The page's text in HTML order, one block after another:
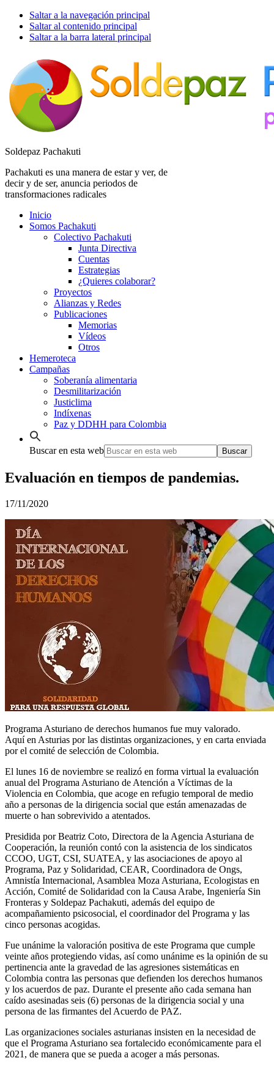
Saltar a la navegación principal
Saltar al contenido principal
Saltar a la barra lateral principal
Soldepaz Pachakuti
Pachakuti es una manera de estar y ver, de
decir y de ser, anuncia periodos de
transformaciones radicales
Inicio
Somos Pachakuti
Colectivo Pachakuti
Junta Directiva
Cuentas
Estrategias
¿Quieres colaborar?
Proyectos
Alianzas y Redes
Publicaciones
Memorias
Vídeos
Otros
Hemeroteca
Campañas
Soberanía alimentaria
Desmilitarización
Justiclima
Indíxenas
Paz y DDHH para Colombia
Buscar en esta web
Evaluación en tiempos de pandemias.
17/11/2020
Programa Asturiano de derechos humanos fue muy valorado.
Aquí en Asturias por las distintas organizaciones, y en carta enviada
por el comité de selección de Colombia.
El lunes 16 de noviembre se realizó en forma virtual la evaluación
anual del Programa Asturiano de Atención a Víctimas de la
Violencia en Colombia, que acoge en refugio temporal de medio
año a personas de la dirigencia social que están amenazadas de
muerte o han sobrevivido a atentados.
Presidida por Beatriz Coto, Directora de la Agencia Asturiana de
Cooperación, la reunión contó con la asistencia de los sindicatos
CCOO, UGT, CSI, SUATEA, y las asociaciones de apoyo al
Programa, Paz y Solidaridad, CEAR, Coordinadora de Ongs,
Amnistía Internacional, Asamblea Moza Asturiana, Ecologistas en
Acción, Comité de Solidaridad con la Causa Arabe, Ingeniería Sin
Fronteras y Soldepaz Pachakuti, además del equipo de
acompañamiento psicosocial, el coordinador del Programa y las
cinco personas acogidas.
Fue unánime la valoración positiva de este Programa que cumple
veinte años protegiendo vidas, así como unánime es la opinión de su
pertinencia ante la gravedad de las agresiones sistemáticas en
Colombia contra las personas que defienden los derechos humanos
y los acuerdos de paz. Durante el presente año cada semana han
caído asesinadas seis (6) personas de la dirigencia social y una
persona de las firmantes del Acuerdo de PAZ.
Las organizaciones sociales asturianas insisten en la necesidad de
que el Programa Asturiano sea fortalecido económicamente para el
2021, de manera que se pueda a acoger a más personas.